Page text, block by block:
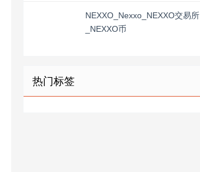
NEXXO_Nexxo_NEXXO交易所
_NEXXO币
热门标签